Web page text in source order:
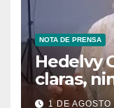
NOTA DE PRENSA
Hedelvy
claras,
1 DE